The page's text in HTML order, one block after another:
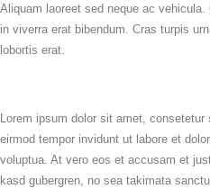
Aliquam laoreet sed neque ac vehicula.
in viverra erat bibendum. Cras turpis
lobortis erat.
Lorem ipsum dolor sit amet,
eirmod tempor invidunt ut labore et
voluptua. At vero eos et accusam et
kasd gubergren, no sea takimata